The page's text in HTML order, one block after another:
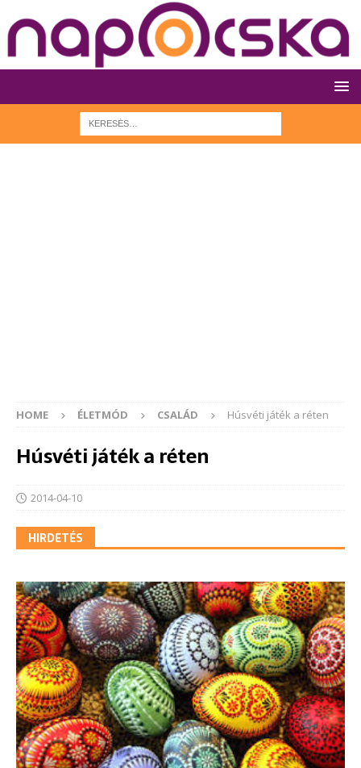
HOME ÉLETMÓD CSALÁD Húsvéti játék a réten
Húsvéti játék a réten
2014-04-10
HIRDETÉS